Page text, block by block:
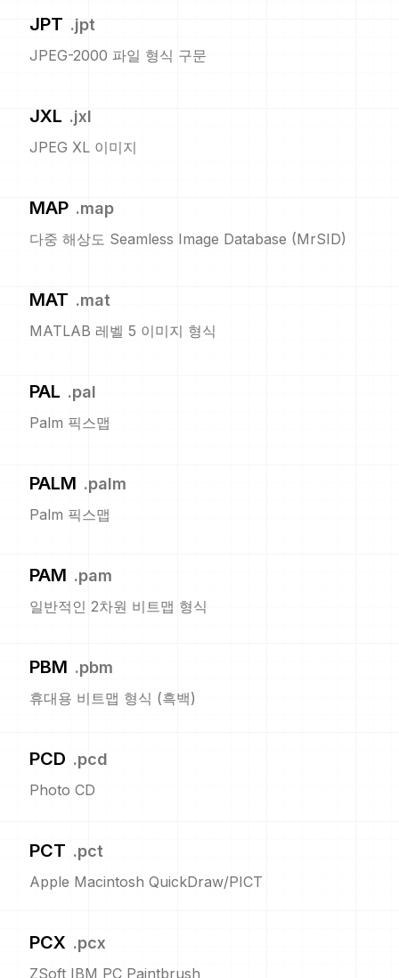
JPT .jpt
JPEG-2000 파일 형식 구문
JXL .jxl
JPEG XL 이미지
MAP .map
다중 해상도 Seamless Image Database (MrSID)
MAT .mat
MATLAB 레벨 5 이미지 형식
PAL .pal
Palm 픽스맵
PALM .palm
Palm 픽스맵
PAM .pam
일반적인 2차원 비트맵 형식
PBM .pbm
휴대용 비트맵 형식 (흑백)
PCD .pcd
Photo CD
PCT .pct
Apple Macintosh QuickDraw/PICT
PCX .pcx
ZSoft IBM PC Paintbrush